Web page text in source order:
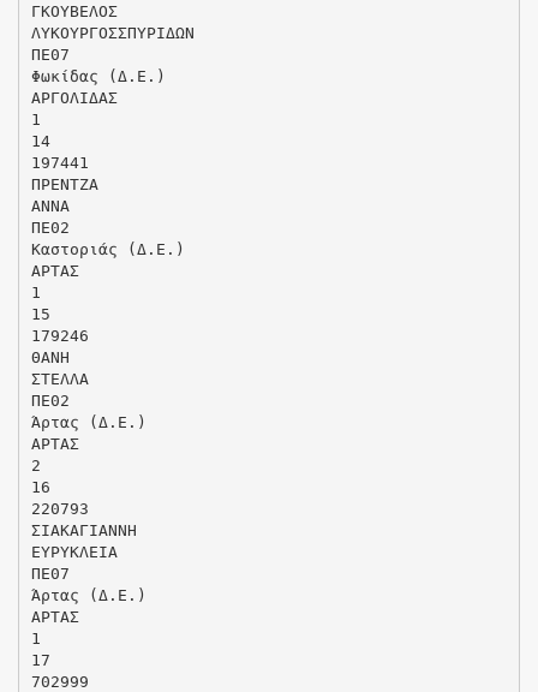
ΓΚΟΥΒΕΛΟΣ
ΛΥΚΟΥΡΓΟΣΣΠΥΡΙΔΩΝ
ΠΕ07
Φωκίδας (Δ.Ε.)
ΑΡΓΟΛΙΔΑΣ
1
14
197441
ΠΡΕΝΤΖΑ
ΑΝΝΑ
ΠΕ02
Καστοριάς (Δ.Ε.)
ΑΡΤΑΣ
1
15
179246
ΘΑΝΗ
ΣΤΕΛΛΑ
ΠΕ02
Άρτας (Δ.Ε.)
ΑΡΤΑΣ
2
16
220793
ΣΙΑΚΑΓΙΑΝΝΗ
ΕΥΡΥΚΛΕΙΑ
ΠΕ07
Άρτας (Δ.Ε.)
ΑΡΤΑΣ
1
17
702999